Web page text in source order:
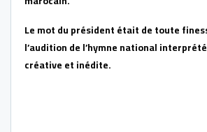
Le mot du président était de toute
l’audition de l’hymne national
créative et inédite.